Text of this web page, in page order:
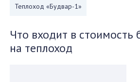
Теплоход «Будвар-1»
Что входит в стоимость
на теплоход